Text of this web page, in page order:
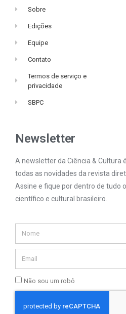
Sobre
Edições
Equipe
Contato
Termos de serviço e
privacidade
SBPC
Newsletter
A newsletter da Ciência & Cultura
todas as novidades da revista
Assine e fique por dentro de tudo
científico e cultural brasileiro.
Não sou um robô